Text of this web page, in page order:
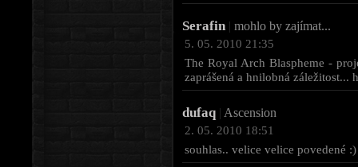
Serafin | mohlo by zajímat...
5. 05. 2010 21:35
The Royal Arch Blaspheme -
zaprášená a hnilobná záležitost...
dufaq | Ascension
2. 05. 2010 18:51
souhlas.. velice velice povedené :)